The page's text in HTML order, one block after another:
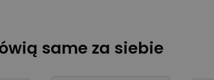
same za siebie